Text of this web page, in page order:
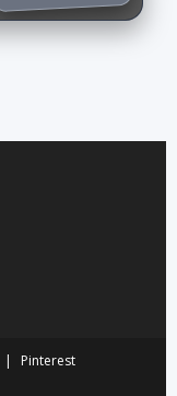
Pinterest